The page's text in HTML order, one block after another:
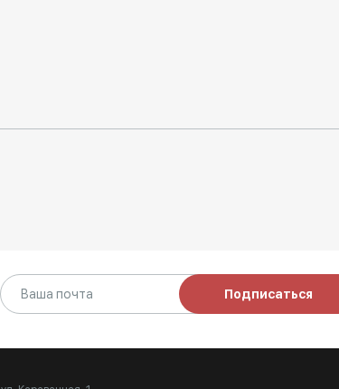
Подписаться